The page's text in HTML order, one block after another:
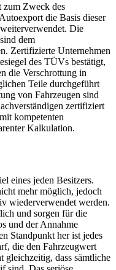
zum Zweck des
die Basis dieser
Die
dem
Zertifizierte Unternehmen
des TÜVs bestätigt,
die Verschrottung in
Teile durchgeführt
von Fahrzeugen sind
zertifiziert
kompetenten
Kalkulation.
eines jeden Besitzers.
mehr möglich, jedoch
wiederverwendet werden.
und sorgen für die
und der Annahme
Standpunkt her ist jedes
die den Fahrzeugwert
gleichzeitig, dass sämtliche